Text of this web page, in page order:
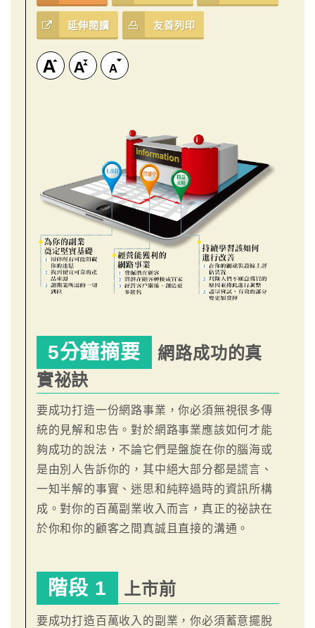
延伸閱讀 友善列印
5分鐘摘要
網路成功的真
實祕訣
要成功打造一份網路事業，你必須無視很多傳
統的見解和忠告。對於網路事業應該如何才能
夠成功的說法，不論它們是盤旋在你的腦海或
是由別人告訴你的，其中絕大部分都是謊言、
一知半解的事實、迷思和純粹過時的資訊所構
成。對你的百萬副業收入而言，真正的祕訣在
於你和你的顧客之間真誠且直接的溝通。
階段 1 上市前
要成功打造百萬收入的副業，你必須蓄意擺脫